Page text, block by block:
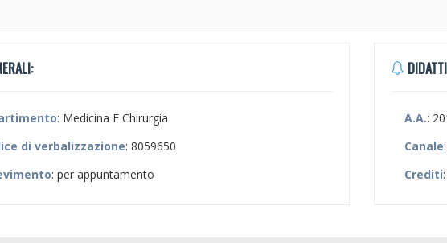
: Medicina E Chirurgia
di verbalizzazione: 8059650
: per appuntamento
A.A.:
Canale
Crediti